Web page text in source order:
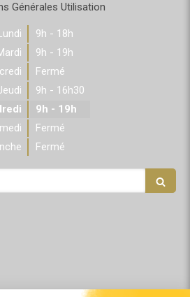
Générales Utilisation
9h - 18h
9h - 19h
Fermé
9h - 16h30
9h - 19h
Fermé
Fermé